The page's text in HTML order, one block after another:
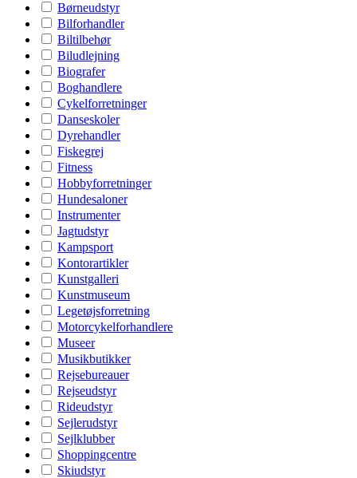
Børneudstyr
Bilforhandler
Biltilbehør
Biludlejning
Biografer
Boghandlere
Cykelforretninger
Danseskoler
Dyrehandler
Fiskegrej
Fitness
Hobbyforretninger
Hundesaloner
Instrumenter
Jagtudstyr
Kampsport
Kontorartikler
Kunstgalleri
Kunstmuseum
Legetøjsforretning
Motorcykelforhandlere
Museer
Musikbutikker
Rejsebureauer
Rejseudstyr
Rideudstyr
Sejlerudstyr
Sejlklubber
Shoppingcentre
Skiudstyr